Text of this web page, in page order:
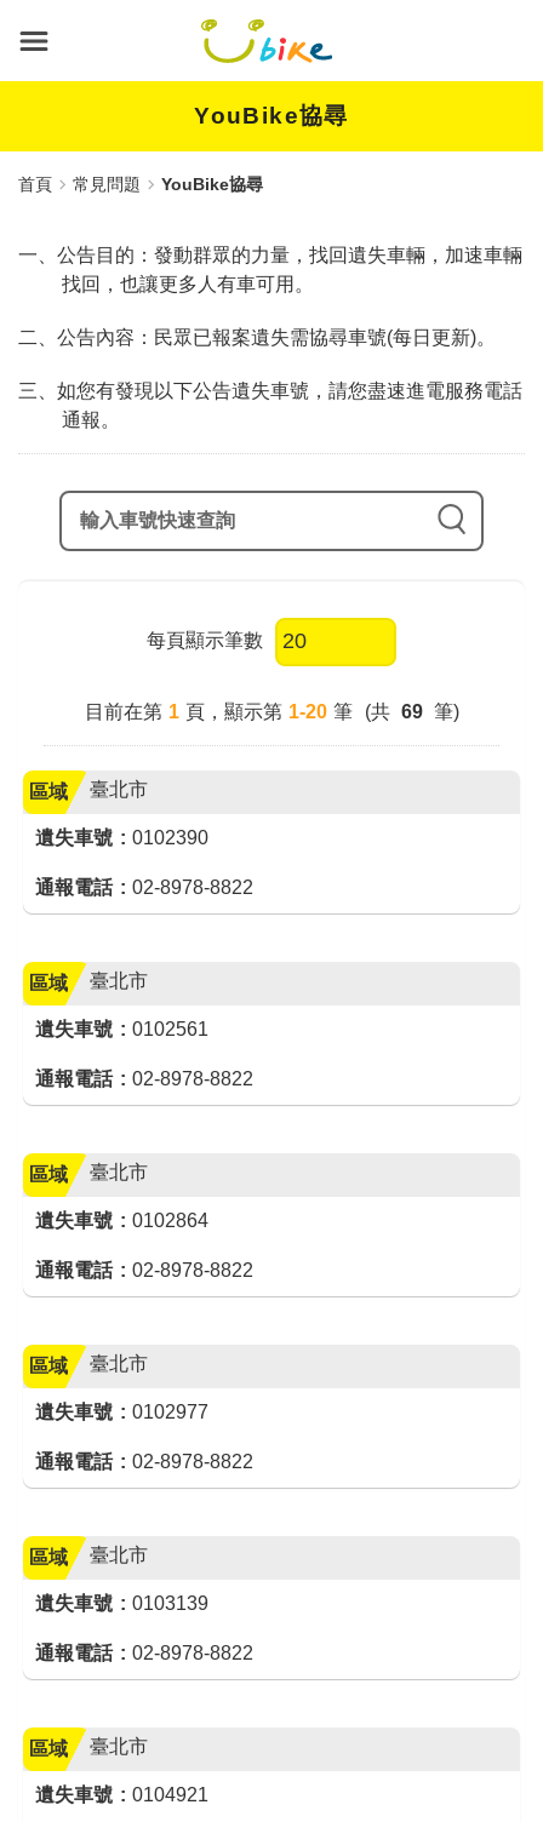
要
YouBike協尋
首頁 常見問題 YouBike協尋
一、公告目的：發動群眾的力量，找回遺失車輛，加速車輛
找回，也讓更多人有車可用。
二、公告內容：民眾已報案遺失需協尋車號(每日更新)。
三、如您有發現以下公告遺失車號，請您盡速進電服務電話
通報。
輸入車號快速查詢
每頁顯示筆數
目前在第 1 頁，顯示第 1-20 筆 (共 69 筆)
區域 臺北市
遺失車號 0102390
通報電話 02-8978-8822
區域 臺北市
遺失車號 0102561
通報電話 02-8978-8822
區域 臺北市
遺失車號 0102864
通報電話 02-8978-8822
區域 臺北市
遺失車號 0102977
通報電話 02-8978-8822
區域 臺北市
遺失車號 0103139
通報電話 02-8978-8822
區域 臺北市
遺失車號 0104921